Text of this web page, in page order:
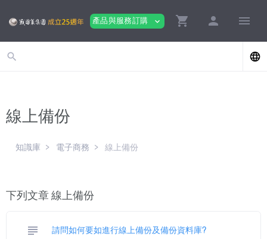
產品與服務訂購 expand_more shopping_cart person menu
search language
線上備份
知識庫 電子商務 線上備份
下列文章 線上備份
subject 請問如何要如進行線上備份及備份資料庫?